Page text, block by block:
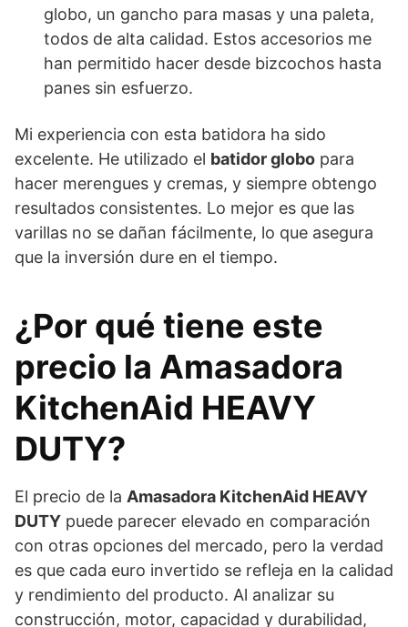
globo, un gancho para masas y una paleta,
todos de alta calidad. Estos accesorios me
han permitido hacer desde bizcochos hasta
panes sin esfuerzo.
Mi experiencia con esta batidora ha sido
excelente. He utilizado el batidor globo para
hacer merengues y cremas, y siempre obtengo
resultados consistentes. Lo mejor es que las
varillas no se dañan fácilmente, lo que asegura
que la inversión dure en el tiempo.
¿Por qué tiene este
precio la Amasadora
KitchenAid HEAVY
DUTY?
El precio de la Amasadora KitchenAid HEAVY
DUTY puede parecer elevado en comparación
con otras opciones del mercado, pero la verdad
es que cada euro invertido se refleja en la calidad
y rendimiento del producto. Al analizar su
construcción, motor, capacidad y durabilidad,